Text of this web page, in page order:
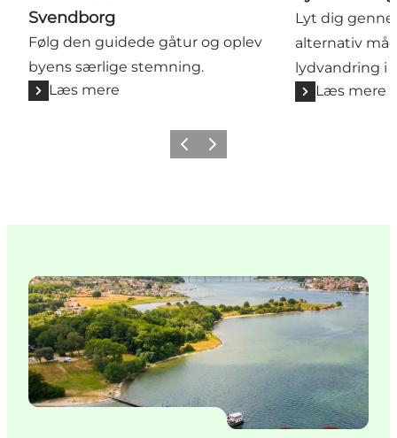
Svendborg
Følg den guidede gåtur og oplev
byens særlige stemning.
Læs mere
Lyt dig
alternativ
lydvandring i
Læs mere
Forrige billede
Næste billede